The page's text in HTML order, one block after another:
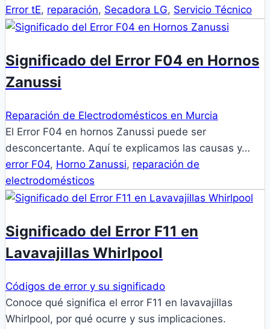
Error tE, reparación, Secadora LG, Servicio Técnico
Significado del Error F04 en Hornos
Zanussi
Reparación de Electrodomésticos en Murcia
El Error F04 en hornos Zanussi puede ser
desconcertante. Aquí te explicamos las causas y…
error F04, Horno Zanussi, reparación de
electrodomésticos
Significado del Error F11 en
Lavavajillas Whirlpool
Códigos de error y su significado
Conoce qué significa el error F11 en lavavajillas
Whirlpool, por qué ocurre y sus implicaciones.